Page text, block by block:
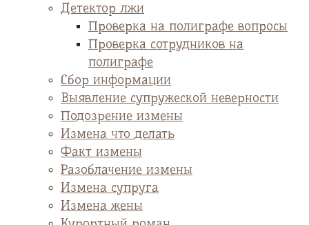
Детектор лжи
Проверка на полиграфе вопросы
Проверка сотрудников на
полиграфе
Сбор информации
Выявление супружеской неверности
Подозрение измены
Измена что делать
Факт измены
Разоблачение измены
Измена супруга
Измена жены